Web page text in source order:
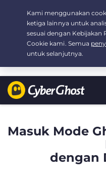
Your choice: The Best Deal
/
Masuk Mode
dengan